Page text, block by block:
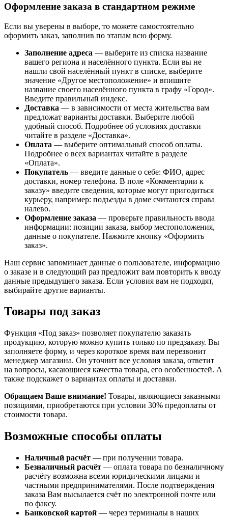
Оформление заказа в стандартном режиме
Если вы уверены в выборе, то можете самостоятельно
оформить заказ, заполнив по этапам всю форму.
Заполнение адреса — выберите из списка название
вашего региона и населённого пункта. Если вы не
нашли свой населённый пункт в списке, выберите
значение «Другое местоположение» и впишите
название своего населённого пункта в графу «Город».
Введите правильный индекс.
Доставка — в зависимости от места жительства вам
предложат варианты доставки. Выберите любой
удобный способ. Подробнее об условиях доставки
читайте в разделе «Доставка».
Оплата — выберите оптимальный способ оплаты.
Подробнее о всех вариантах читайте в разделе
«Оплата».
Покупатель — введите данные о себе: ФИО, адрес
доставки, номер телефона. В поле «Комментарии к
заказу» введите сведения, которые могут пригодиться
курьеру, например: подъезды в доме считаются справа
налево.
Оформление заказа — проверьте правильность ввода
информации: позиции заказа, выбор местоположения,
данные о покупателе. Нажмите кнопку «Оформить
заказ».
Наш сервис запоминает данные о пользователе, информацию
о заказе и в следующий раз предложит вам повторить к вводу
данные предыдущего заказа. Если условия вам не подходят,
выбирайте другие варианты.
Товары под заказ
Функция «Под заказ» позволяет покупателю заказать
продукцию, которую можно купить только по предзаказу. Вы
заполняете форму, и через короткое время вам перезвонит
менеджер магазина. Он уточнит все условия заказа, ответит
на вопросы, касающиеся качества товара, его особенностей. А
также подскажет о вариантах оплаты и доставки.
Обращаем Ваше внимание! Товары, являющиеся заказными
позициями, приобретаются при условии 30% предоплаты от
стоимости товара.
Возможные способы оплаты
Наличный расчёт — при получении товара.
Безналичный расчёт — оплата товара по безналичному
расчёту возможна всеми юридическими лицами и
частными предпринимателями. После подтверждения
заказа Вам высылается счёт по электронной почте или
по факсу.
Банковской картой — через терминалы в наших